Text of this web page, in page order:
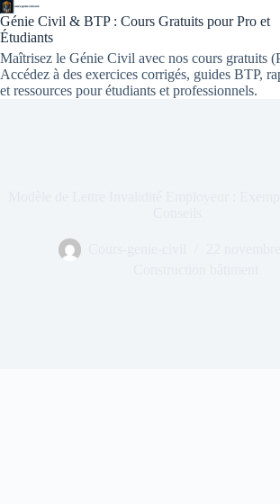
Génie Civil & BTP : Cours Gratuits pour Pro et
Étudiants
Maîtrisez le Génie Civil avec nos cours gratuits
Accédez à des exercices corrigés, guides BTP,
et ressources pour étudiants et professionnels.